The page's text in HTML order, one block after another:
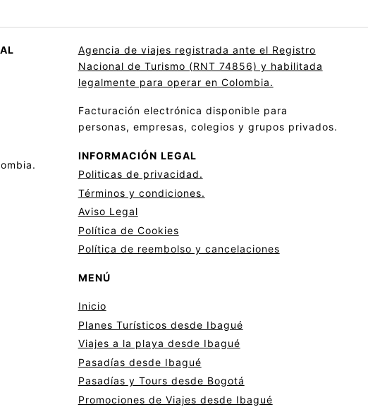
Agencia de viajes registrada ante el Registro
Nacional de Turismo (RNT 74856) y habilitada
legalmente para operar en Colombia.
Facturación electrónica disponible para
personas, empresas, colegios y grupos privados.
INFORMACIÓN LEGAL
Politicas de privacidad.
Términos y condiciones.
Aviso Legal
Política de Cookies
Política de reembolso y cancelaciones
MENÚ
Inicio
Planes Turísticos desde Ibagué
Viajes a la playa desde Ibagué
Pasadías desde Ibagué
Pasadías y Tours desde Bogotá
Promociones de Viajes desde Ibagué